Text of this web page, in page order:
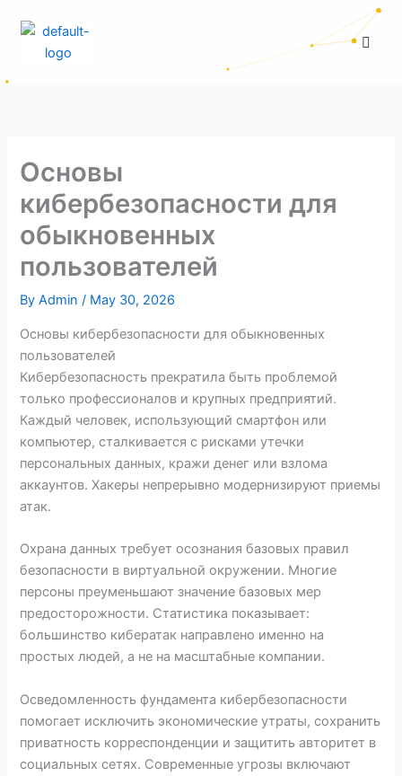
content
Основы
кибербезопасности для
обыкновенных
пользователей
ByAdmin/ May 30, 2026
Основы кибербезопасности для обыкновенных
пользователей
Кибербезопасность прекратила быть проблемой
только профессионалов и крупных предприятий.
Каждый человек, использующий смартфон или
компьютер, сталкивается с рисками утечки
персональных данных, кражи денег или взлома
аккаунтов. Хакеры непрерывно модернизируют приемы
атак.
Охрана данных требует осознания базовых правил
безопасности в виртуальной окружении. Многие
персоны преуменьшают значение базовых мер
предосторожности. Статистика показывает:
большинство кибератак направлено именно на
простых людей, а не на масштабные компании.
Осведомленность фундамента кибербезопасности
помогает исключить экономические утраты, сохранить
приватность корреспонденции и защитить авторитет в
социальных сетях. Современные угрозы включают